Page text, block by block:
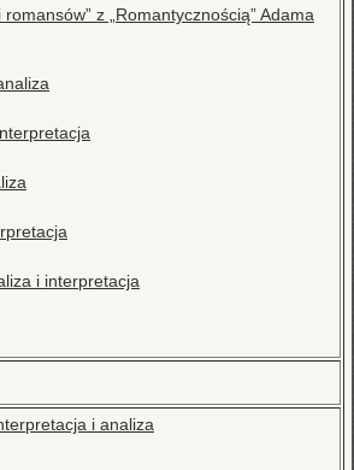
z „Romantycznością” Adama
i interpretacja
i analiza